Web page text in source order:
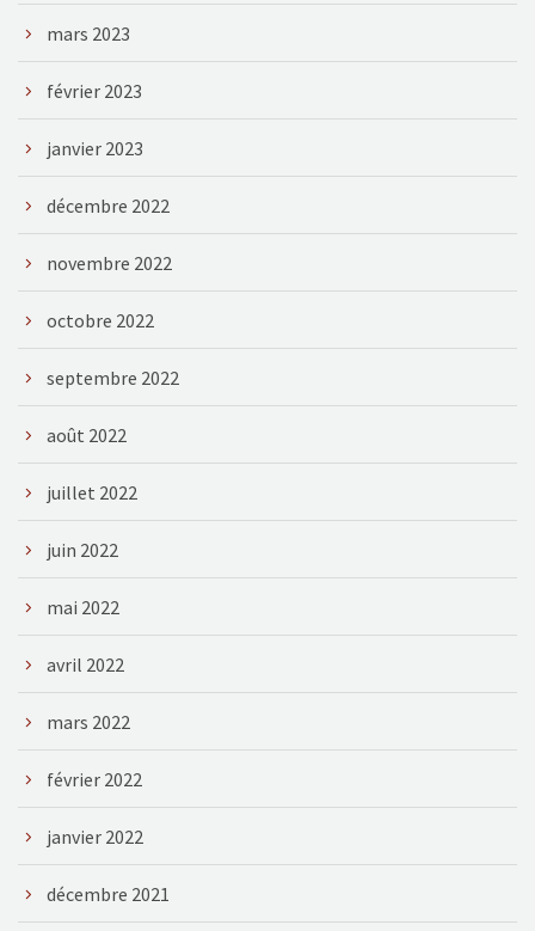
mars 2023
février 2023
janvier 2023
décembre 2022
novembre 2022
octobre 2022
septembre 2022
août 2022
juillet 2022
juin 2022
mai 2022
avril 2022
mars 2022
février 2022
janvier 2022
décembre 2021